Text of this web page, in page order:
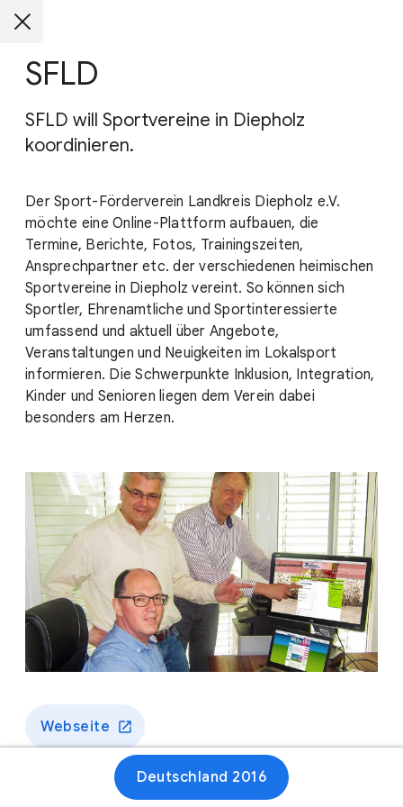
SFLD
SFLD will Sportvereine in Diepholz
koordinieren.
Der Sport-Förderverein Landkreis Diepholz e.V.
möchte eine Online-Plattform aufbauen, die
Termine, Berichte, Fotos, Trainingszeiten,
Ansprechpartner etc. der verschiedenen heimischen
Sportvereine in Diepholz vereint. So können sich
Sportler, Ehrenamtliche und Sportinteressierte
umfassend und aktuell über Angebote,
Veranstaltungen und Neuigkeiten im Lokalsport
informieren. Die Schwerpunkte Inklusion, Integration,
Kinder und Senioren liegen dem Verein dabei
besonders am Herzen.
Webseite
Deutschland 2016